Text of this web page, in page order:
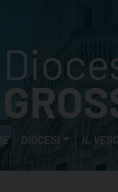
DIOCESI IL